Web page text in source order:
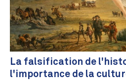
La falsification de
l'importance de la